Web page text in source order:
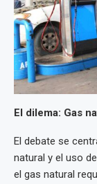
El dilema: Gas
El debate se
natural y el uso
el gas natural